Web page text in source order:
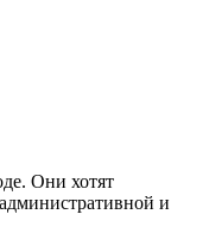
Они хотят
и